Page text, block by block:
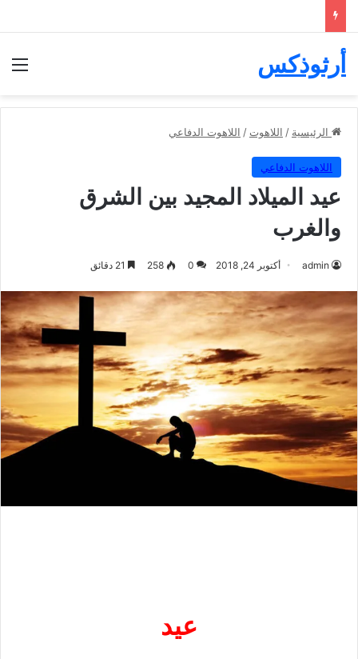
أرثوذكس
الرئيسية / اللاهوت / اللاهوت الدفاعي
اللاهوت الدفاعي
عيد الميلاد المجيد بين الشرق
والغرب
admin أكتوبر 24, 2018 0
258
عيد